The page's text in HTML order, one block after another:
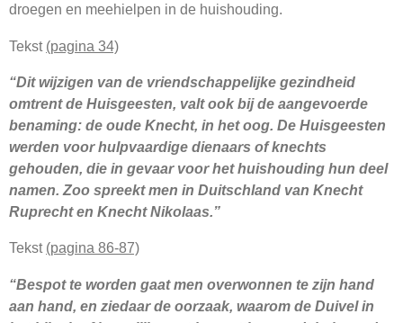
droegen en meehielpen in de huishouding.
Tekst (pagina 34)
“Dit wijzigen van de vriendschappelijke gezindheid
omtrent de Huisgeesten, valt ook bij de aangevoerde
benaming: de oude Knecht, in het oog. De Huisgeesten
werden voor hulpvaardige dienaars of knechts
gehouden, die in gevaar voor het huishouding hun deel
namen. Zoo spreekt men in Duitschland van Knecht
Ruprecht en Knecht Nikolaas.”
Tekst (pagina 86-87)
“Bespot te worden gaat men overwonnen te zijn hand
aan hand, en ziedaar de oorzaak, waarom de Duivel in